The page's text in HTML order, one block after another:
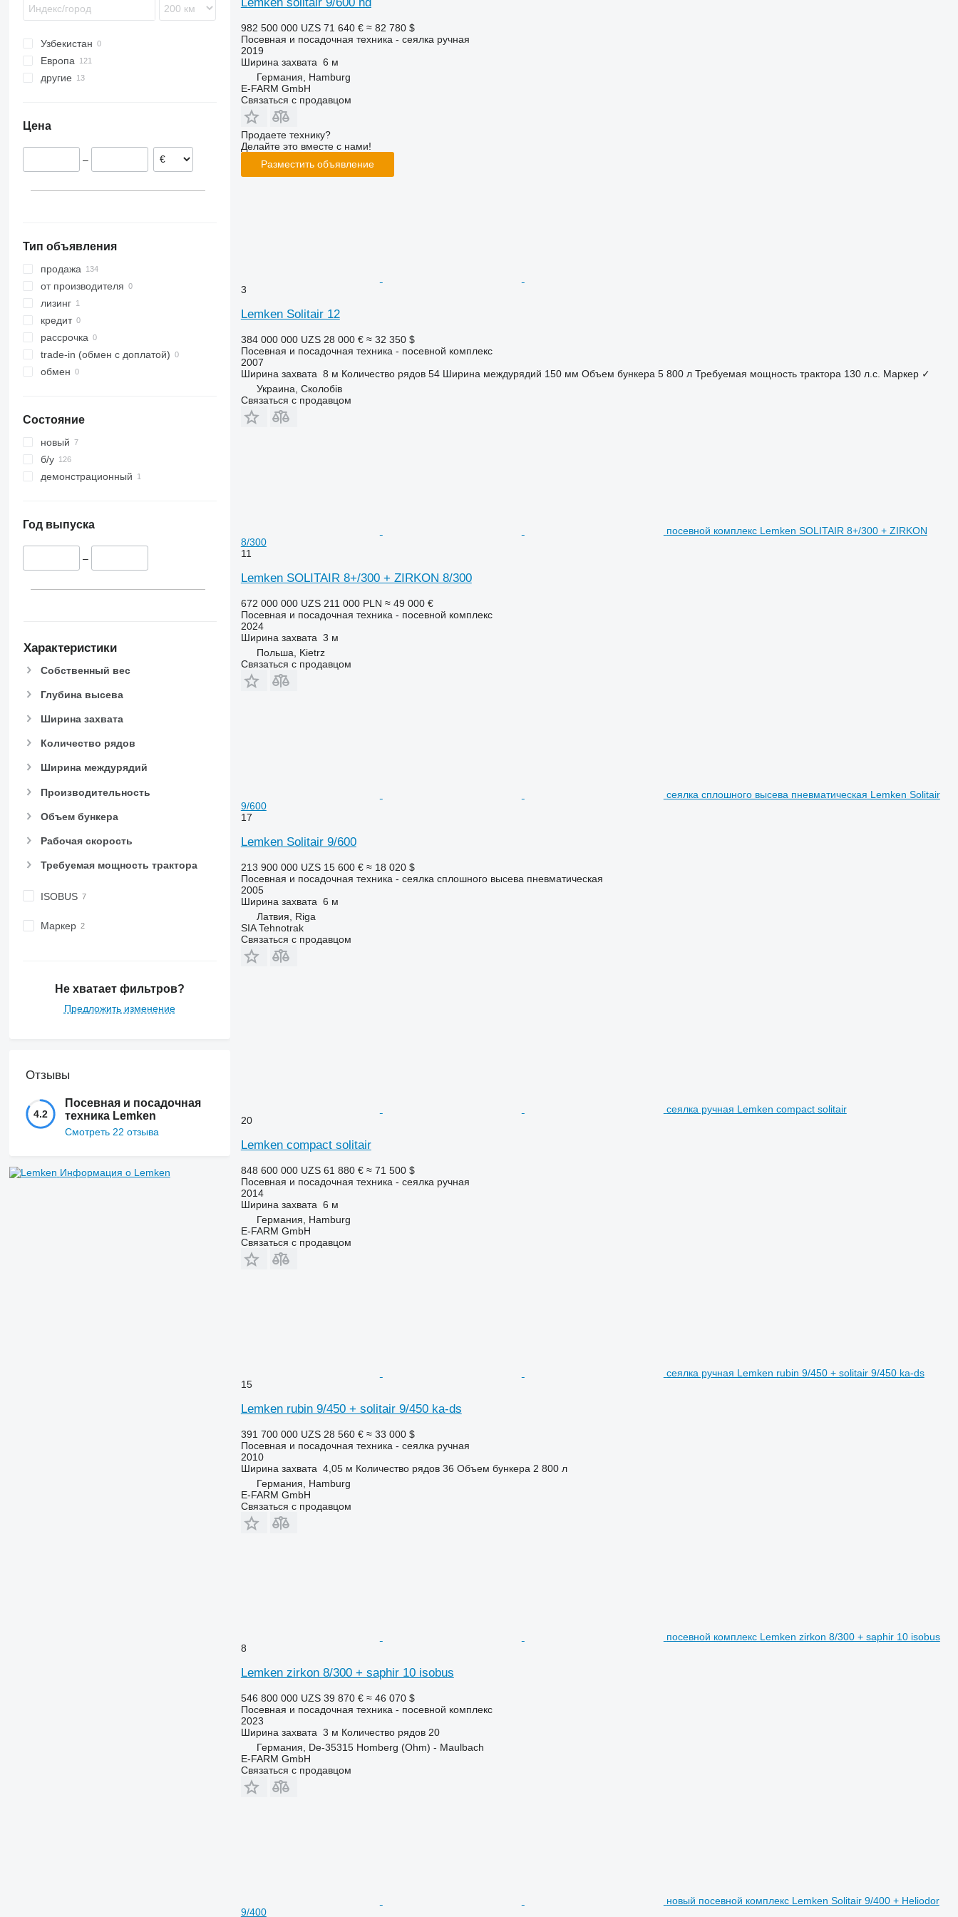
KE
KW
Precea
Primera DMC
Versa
7200
VentaSaphir 9
Solitair 9
Solitair 23+
Solitair 25
Zirkon 7
Zirkon 12
Tempo
Узбекистан
Европа
Германия
Нидерланды
Латвия
другие
Цена
–
Тип объявления
продажа
от производителя
лизинг
кредит
рассрочка
trade-in (обмен с доплатой)
обмен
Состояние
новый
б/у
демонстрационный
Год выпуска
–
Характеристики
Собственный вес
Глубина высева
Ширина захвата
Количество рядов
Ширина междурядий
Производительность
Объем бункера
Рабочая скорость
Требуемая мощность трактора
ISOBUS
Маркер
Не хватает фильтров?
Предложить изменение
Отзывы
4.2
Посевная и посадочная
техника Lemken
Смотреть 22 отзыва
Информация о Lemken
982 500 000 UZS 71 640 € ≈ 82 780 $
Посевная и посадочная техника - сеялка ручная
2019
Ширина захвата 6 м
Германия, Hamburg
E-FARM GmbH
Связаться с продавцом
Продаете технику?
Делайте это вместе с нами!
Разместить объявление
3
Lemken Solitair 12
384 000 000 UZS 28 000 € ≈ 32 350 $
Посевная и посадочная техника - посевной комплекс
2007
Ширина захвата 8 м Количество рядов 54 Ширина междурядий 150 мм Объем бункера 5 800 л Требуемая мощность трактора 130 л.с. Маркер ✓
Украина, Сколобів
Связаться с продавцом
посевной комплекс Lemken SOLITAIR 8+/300 + ZIRKON
8/300
11
Lemken SOLITAIR 8+/300 + ZIRKON 8/300
672 000 000 UZS 211 000 PLN ≈ 49 000 €
Посевная и посадочная техника - посевной комплекс
2024
Ширина захвата 3 м
Польша, Kietrz
Связаться с продавцом
сеялка сплошного высева пневматическая Lemken Solitair
9/600
17
Lemken Solitair 9/600
213 900 000 UZS 15 600 € ≈ 18 020 $
Посевная и посадочная техника - сеялка сплошного высева пневматическая
2005
Ширина захвата 6 м
Латвия, Riga
SIA Tehnotrak
Связаться с продавцом
сеялка ручная Lemken compact solitair
20
Lemken compact solitair
848 600 000 UZS 61 880 € ≈ 71 500 $
Посевная и посадочная техника - сеялка ручная
2014
Ширина захвата 6 м
Германия, Hamburg
E-FARM GmbH
Связаться с продавцом
сеялка ручная Lemken rubin 9/450 + solitair 9/450 ka-ds
15
Lemken rubin 9/450 + solitair 9/450 ka-ds
391 700 000 UZS 28 560 € ≈ 33 000 $
Посевная и посадочная техника - сеялка ручная
2010
Ширина захвата 4,05 м Количество рядов 36 Объем бункера 2 800 л
Германия, Hamburg
E-FARM GmbH
Связаться с продавцом
посевной комплекс Lemken zirkon 8/300 + saphir 10 isobus
8
Lemken zirkon 8/300 + saphir 10 isobus
546 800 000 UZS 39 870 € ≈ 46 070 $
Посевная и посадочная техника - посевной комплекс
2023
Ширина захвата 3 м Количество рядов 20
Германия, De-35315 Homberg (Ohm) - Maulbach
E-FARM GmbH
Связаться с продавцом
новый посевной комплекс Lemken Solitair 9/400 + Heliodor
9/400